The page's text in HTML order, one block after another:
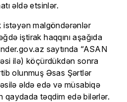
əldə etsinlər.
istəyən malgöndərənlər
iştirak haqqını aşağıda
saytında “ASAN
ilə) köçürdükdən sonra
olunmuş Əsas Şərtlər
əldə edə və müsabiqə
qaydada təqdim edə bilərlər.